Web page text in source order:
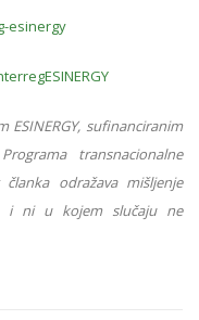
esinergy
sufinanciranim
transnacionalne
odražava mišljenje
i ni u kojem slučaju ne